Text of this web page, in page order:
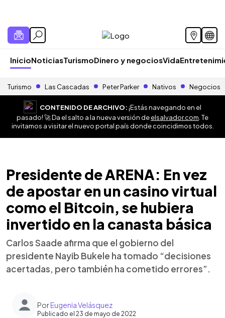
InicioNoticiasTurismoDinero y negociosVida
Turismo Las Cascadas Peter Parker Nativos Negocios
CONTENIDO DE ARCHIVO:¡Estás navegando en el
pasado! 🚀 Da el salto a la nueva versión deelsalvador.com . Te
invitamos a visitar el nuevo portal país donde coincidimos todos.
Presidente de ARENA: En vez
de apostar en un casino virtual
como el Bitcoin, se hubiera
invertido en la canasta básica
Carlos Saade afirma que el gobierno del
presidente Nayib Bukele ha tomado “decisiones
acertadas, pero también ha cometido errores”.
PorEugenia Velásquez
Publicado el 23 de mayo de 2022